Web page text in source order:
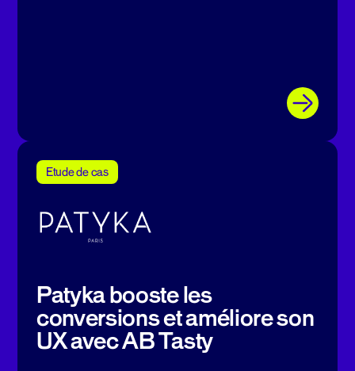
Etude de cas
Patyka booste les
conversions et améliore son
UX avec AB Tasty